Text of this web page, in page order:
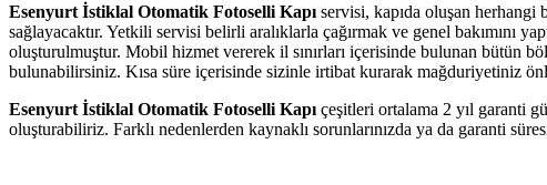
Esenyurt İstiklal Otomatik Fotoselli Kapı servisi, kapıda oluşan herhangi
sağlayacaktır. Yetkili servisi belirli aralıklarla çağırmak ve genel bakımını
oluşturulmuştur. Mobil hizmet vererek il sınırları içerisinde bulunan bütün
bulunabilirsiniz. Kısa süre içerisinde sizinle irtibat kurarak mağduriyetiniz
Esenyurt İstiklal Otomatik Fotoselli Kapı çeşitleri ortalama 2 yıl garanti
oluşturabiliriz. Farklı nedenlerden kaynaklı sorunlarınızda ya da garanti